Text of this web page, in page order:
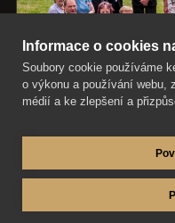
Informace o cookies
Soubory cookie používáme
o výkonu a používání webu,
médií a ke zlepšení a